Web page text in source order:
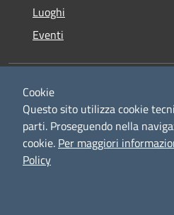
Luoghi
Eventi
RSS
Accessibilità
Privacy
Cookie
Questo sito utilizza cookie
parti. Proseguendo nella
cookie. Per maggiori
Policy